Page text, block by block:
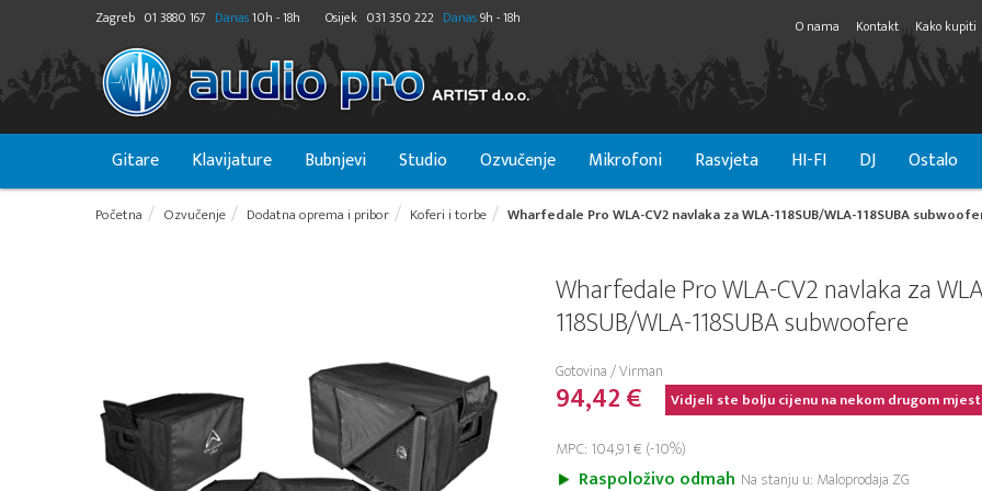
Zagreb 01 3880 167 Danas10h - 18h Osijek 031 350 222 Danas9h - 18h O nama Kontakt Kako kupiti
Gitare Klavijature Bubnjevi Studio Ozvučenje Mikrofoni Rasvjeta HI-FI DJ Ostalo
Početna Ozvučenje Dodatna oprema i pribor Koferi i torbe Wharfedale Pro WLA-CV2 navlaka za WLA-118SUB/WLA-118SUBA
Wharfedale Pro WLA-CV2 navlaka za
118SUB/WLA-118SUBA subwoofere
Gotovina / Virman
94,42 € Vidjeli ste bolju cijenu na nekom drugom
MPC: 104,91 € (-10%)
Raspoloživo odmah Na stanju u: Maloprodaja ZG